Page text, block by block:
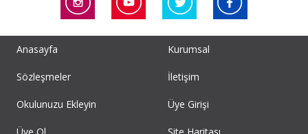
Anasayfa Kurumsal
Sözleşmeler İletişim
Okulunuzu Ekleyin Üye Girişi